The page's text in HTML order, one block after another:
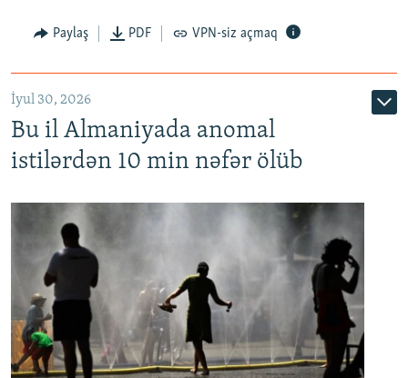
Paylaş PDF VPN-siz açmaq
İyul 30, 2026
Bu il Almaniyada anomal
istilərdən 10 min nəfər ölüb